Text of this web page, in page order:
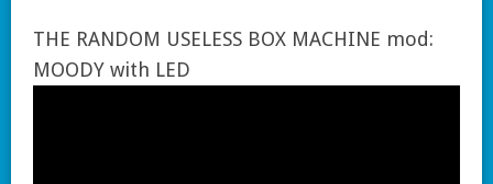
THE RANDOM USELESS BOX MACHINE mod:
MOODY with LED